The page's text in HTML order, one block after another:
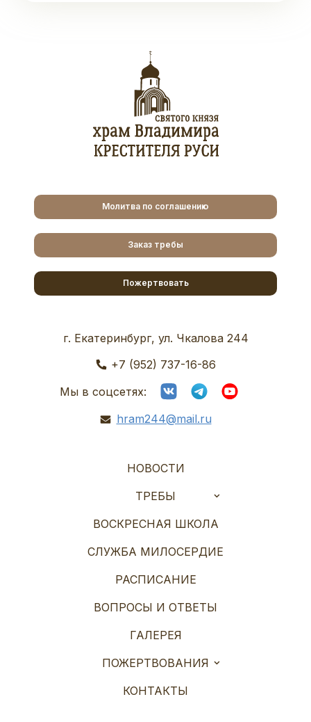
Молитва по соглашению
Заказ требы
Пожертвовать
г. Екатеринбург, ул. Чкалова 244
+7 (952) 737-16-86
Мы в соцсетях:
hram244@mail.ru
НОВОСТИ
ТРЕБЫ
ВОСКРЕСНАЯ ШКОЛА
СЛУЖБА МИЛОСЕРДИЕ
РАСПИСАНИЕ
ВОПРОСЫ И ОТВЕТЫ
ГАЛЕРЕЯ
ПОЖЕРТВОВАНИЯ
КОНТАКТЫ